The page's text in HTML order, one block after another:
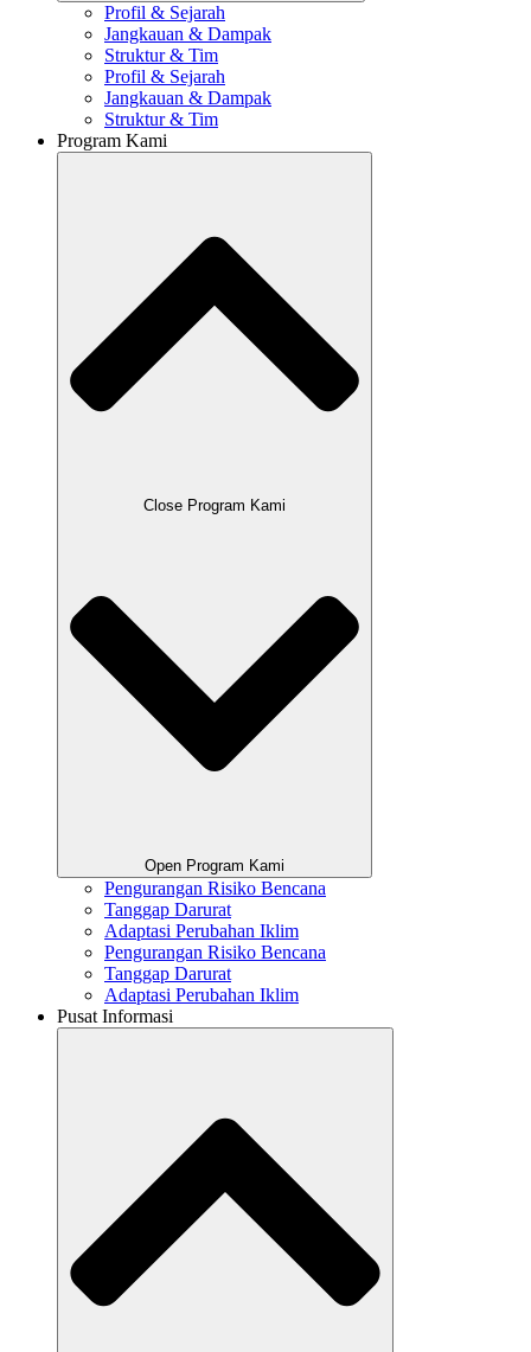
Profil & Sejarah
Jangkauan & Dampak
Struktur & Tim
Profil & Sejarah
Jangkauan & Dampak
Struktur & Tim
Program Kami
Close Program Kami
Open Program Kami
Pengurangan Risiko Bencana
Tanggap Darurat
Adaptasi Perubahan Iklim
Pengurangan Risiko Bencana
Tanggap Darurat
Adaptasi Perubahan Iklim
Pusat Informasi